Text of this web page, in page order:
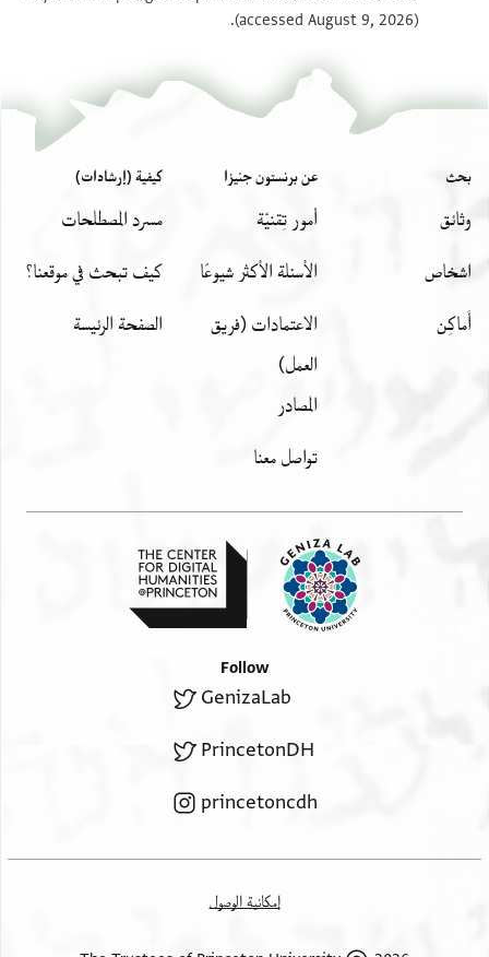
(accessed August 9, 2026).
بحث
وثائق
اشخاص
أَماكِن
عن برنستون جنيزا
أمور تِقنيّة
الأسئلة الأكثر شيوعًا
الاعتمادات (فريق
العمل)
المصادر
تواصل معنا
كيفية (إرشادات)
مسرد المصطلحات
كيف تبحث في موقعنا؟
الصفحة الرئيسة
Follow
GenizaLab
PrincetonDH
princetoncdh
إمكانية الوصول